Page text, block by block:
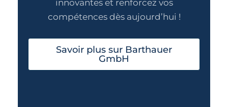
innovantes et renforcez vos
compétences dès aujourd’hui !
Savoir plus sur Barthauer
GmbH